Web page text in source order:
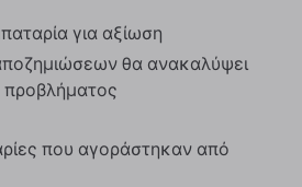
για αξίωση
θα ανακαλύψει
προβλήματος
που αγοράστηκαν από